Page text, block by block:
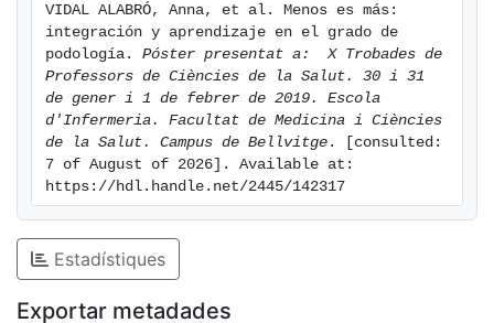
VIDAL ALABRÓ, Anna, et al. Menos es más:
integración y aprendizaje en el grado de
podología. Póster presentat a:  X Trobades de
Professors de Ciències de la Salut. 30 i 31
de gener i 1 de febrer de 2019. Escola
d'Infermeria. Facultat de Medicina i Ciències
de la Salut. Campus de Bellvitge . [consulted:
7 of August of 2026]. Available at:
https://hdl.handle.net/2445/142317
Estadístiques
Exportar metadades